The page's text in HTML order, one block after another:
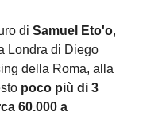
di Samuel Eto'o,
Londra di Diego
della Roma, alla
poco più di 3
60.000 a